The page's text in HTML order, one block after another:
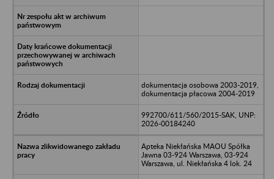
dokumentacja osobowa 2003-2019,
dokumentacja płacowa 2004-2019
992700/611/560/2015-SAK, UNP:
2026-00184240
Apteka Niekłańska MAOU Spółka
Jawna 03-924 Warszawa, 03-924
Warszawa, ul. Niekłańska 4 lok. 24